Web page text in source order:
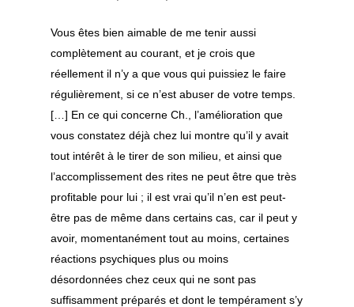
Vous êtes bien aimable de me tenir aussi
complètement au courant, et je crois que
réellement il n’y a que vous qui puissiez le faire
régulièrement, si ce n’est abuser de votre temps.
[…] En ce qui concerne Ch., l’amélioration que
vous constatez déjà chez lui montre qu’il y avait
tout intérêt à le tirer de son milieu, et ainsi que
l’accomplissement des rites ne peut être que très
profitable pour lui ; il est vrai qu’il n’en est peut-
être pas de même dans certains cas, car il peut y
avoir, momentanément tout au moins, certaines
réactions psychiques plus ou moins
désordonnées chez ceux qui ne sont pas
suffisamment préparés et dont le tempérament s’y